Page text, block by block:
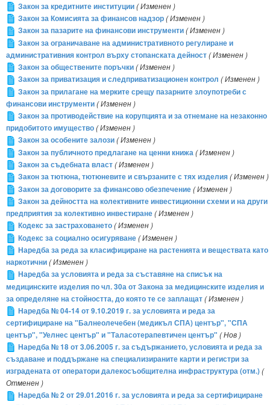
Закон за кредитните институции( Изменен )
Закон за Комисията за финансов надзор( Изменен )
Закон за пазарите на финансови инструменти( Изменен )
Закон за ограничаване на административното регулиране и
административния контрол върху стопанската дейност( Изменен )
Закон за обществените поръчки( Изменен )
Закон за приватизация и следприватизационен контрол ( Изменен )
Закон за прилагане на мерките срещу пазарните злоупотреби с
финансови инструменти( Изменен )
Закон за противодействие на корупцията и за отнемане на незаконно
придобитото имущество( Изменен )
Закон за особените залози( Изменен )
Закон за публичното предлагане на ценни книжа( Изменен )
Закон за съдебната власт( Изменен )
Закон за тютюна, тютюневите и свързаните с тях изделия( Изменен )
Закон за договорите за финансово обезпечение( Изменен )
Закон за дейността на колективните инвестиционни схеми и на други
предприятия за колективно инвестиране( Изменен )
Кодекс за застраховането( Изменен )
Кодекс за социално осигуряване( Изменен )
Наредба за реда за класифициране на растенията и веществата като
наркотични( Изменен )
Наредба за условията и реда за съставяне на списък на
медицинските изделия по чл. 30а от Закона за медицинските изделия и
за определяне на стойността, до която те се заплащат( Изменен )
Наредба № 04-14 от 9.10.2019 г. за условията и реда за
сертифициране на "Балнеолечебен (медикъл СПА) център", "СПА
център", "Уелнес център" и "Таласотерапевтичен център" ( Нов )
Наредба № 18 от 3.06.2005 г. за съдържанието, условията и реда за
създаване и поддържане на специализираните карти и регистри за
изградената от оператори далекосъобщителна инфраструктура (отм.)(
Отменен )
Наредба № 2 от 29.01.2016 г. за условията и реда за сертифициране